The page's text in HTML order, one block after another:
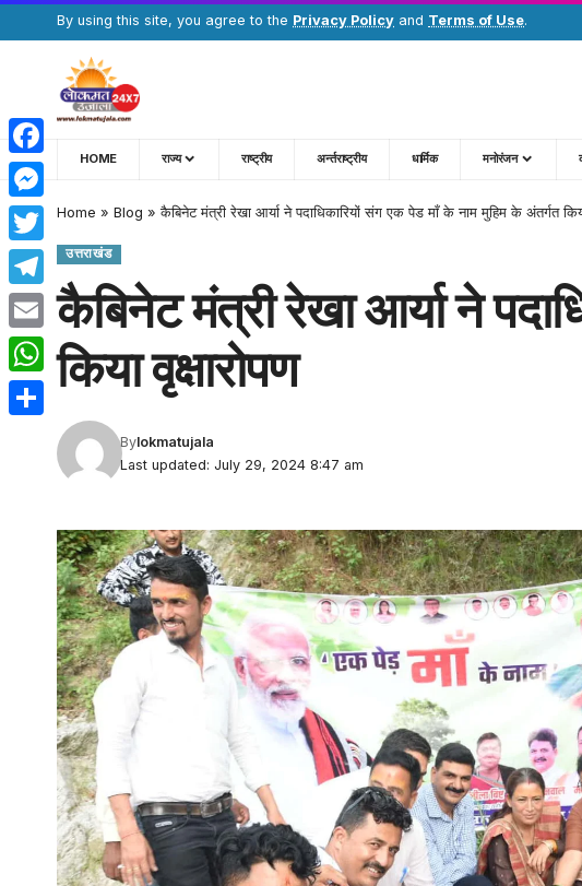
By using this site, you agree to the Privacy Policy and Terms of Use.
HOME राज्य राष्ट्रीय अर्न्तराष्ट्रीय धार्मिक मनोरंजन
Home » Blog »कैबिनेट मंत्री रेखा आर्या ने पदाधिकारियों संग एक पेड माँ के नाम मुहिम के अंतर्गत
उत्तराखंड
कैबिनेट मंत्री रेखा आर्या ने
किया वृक्षारोपण
Last updated: July 29, 2024 8:47 am
Bylokmatujala
Facebook
Messenger
Twitter
Telegram
Email
WhatsApp